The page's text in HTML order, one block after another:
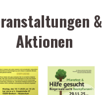
&
Aktionen